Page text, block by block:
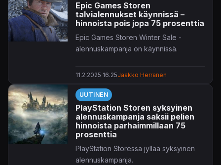
Epic Games Storen
talvialennukset käynnissä –
hinnoista pois jopa 75 prosenttia
Epic Games Storen Winter Sale -
alennuskampanja on käynnissä.
11.2.2025 16.25Jaakko Herranen
UUTINEN
PlayStation Storen syksyinen
alennuskampanja saksii pelien
hinnoista parhaimmillaan 75
prosenttia
PlayStation Storessa jyllää syksyinen
alennuskampanja.